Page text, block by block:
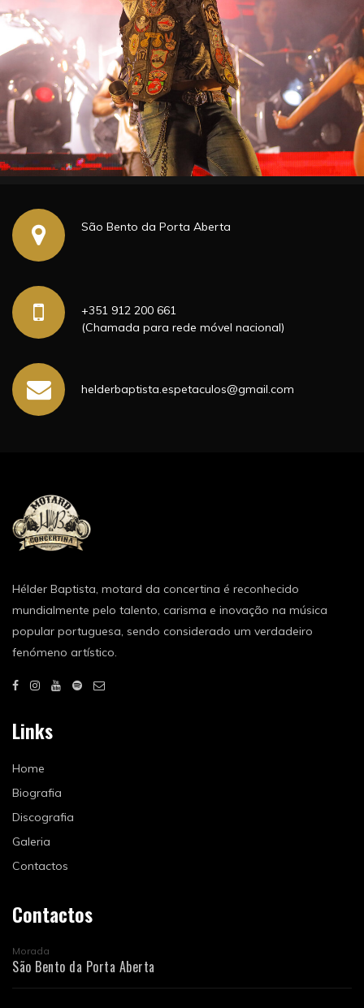
São Bento da Porta Aberta
+351 912 200 661
(Chamada para rede móvel nacional)
helderbaptista.espetaculos@gmail.com
Hélder Baptista, motard da concertina é reconhecido
mundialmente pelo talento, carisma e inovação na música
popular portuguesa, sendo considerado um verdadeiro
fenómeno artístico.
Links
Home
Biografia
Discografia
Galeria
Contactos
Contactos
Morada
São Bento da Porta Aberta